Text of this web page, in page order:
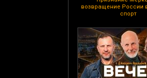
возвращение России
спорт